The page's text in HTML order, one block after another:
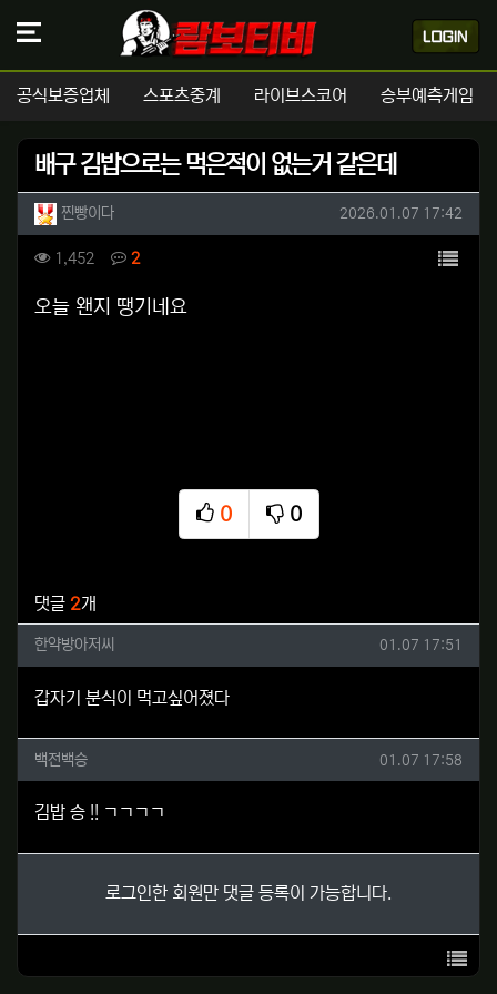
공식보증업체 스포츠중계 라이브스코어 승부예측게임
배구 김밥으로는 먹은적이 없는거 같은데
작성자 정보
찐빵이다작성 작성일
2026.01.07 17:42
컨텐츠 정보
1,452 조회 2댓글 목록
본문
오늘 왠지 땡기네요
0
추천
0
비추천
댓글 2개
한약방아저씨님의 댓글
한약방아저씨 작성일
01.07 17:51
갑자기 분식이 먹고싶어졌다
백전백승님의 댓글
백전백승 작성일
01.07 17:58
김밥 승 !! ㄱㄱㄱㄱ
로그인한 회원만 댓글 등록이 가능합니다.
목록